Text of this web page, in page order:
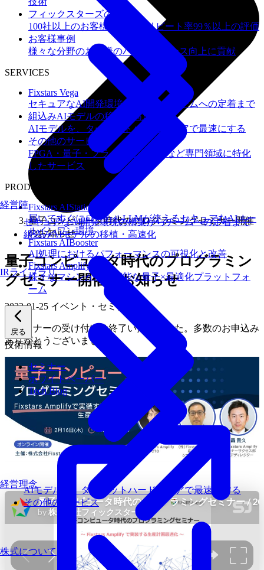
フィックスターズの​強み
100社以上のお客様を支援しリピート率99％以上の評価
お客様事例
様々な分野のお客様のパフォーマンス向上に貢献
SERVICES
Fixstars Vega
セキュアなAI開発環境の構築からチームへの定着まで
組込みAIモデルの移植・高速化
AIモデルを、ターゲットハードウェアで最速にする
その他のサービス
FPGA・量子・フラッシュメモリなど専門領域に特化
したサービス
PRODUCTS
Fixstars AIStation
届いてすぐにローカルLLMが使えるセキュアなAIオー
ルインワン環境
Fixstars AIBooster
AI処理におけるパフォーマンスの可視化と改善
Fixstars Amplify
様々なマシンが利用可能な量子×最適化プラットフォ
ーム
戻る
技術情報
セミナー
ホワイトペーパー
Tech Blog
経営陣
経営理念
セキュアなAI開発環境の構築からチームへの定着まで
組込みAIモデルの移植・高速化
AIモデルを、ターゲットハードウェアで最速にする
その他のサービス
IRライブラリ
株式について
量子コンピュータ時代のプログラミングセミナー開催
のお知らせ
量子コンピュータ時代のプログラミン
グセミナー開催のお知らせ
2023-01-25 イベント・セミナー
本セミナーの受け付けは終了いたしました。多数のお申込み
ありがとうございました。